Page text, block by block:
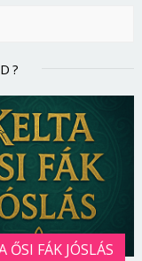
ŐSI FÁK JÓSLÁS